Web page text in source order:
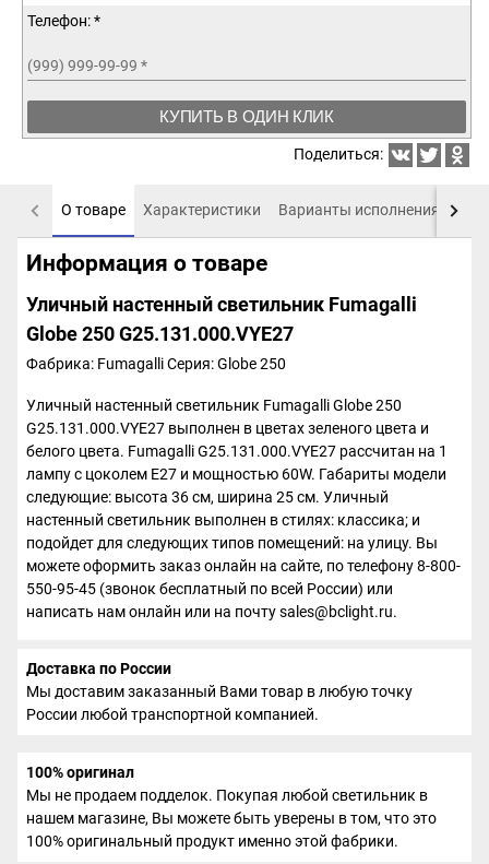
Телефон: *
(999) 999-99-99 *
КУПИТЬ В ОДИН КЛИК
Поделиться:
О товаре Характеристики Варианты исполнения
Информация о товаре
Уличный настенный светильник Fumagalli
Globe 250 G25.131.000.VYE27
Фабрика: FumagalliСерия: Globe 250
Уличный настенный светильник Fumagalli Globe 250
G25.131.000.VYE27 выполнен в цветах зеленого цвета и
белого цвета. Fumagalli G25.131.000.VYE27 рассчитан на 1
лампу с цоколем E27 и мощностью 60W. Габариты модели
следующие: высота 36 см, ширина 25 см. Уличный
настенный светильник выполнен в стилях: классика; и
подойдет для следующих типов помещений: на улицу. Вы
можете оформить заказ онлайн на сайте, по телефону 8-800-
550-95-45 (звонок бесплатный по всей России) или
написать нам онлайн или на почту sales@bclight.ru.
Доставка по России
Мы доставим заказанный Вами товар в любую точку
России любой транспортной компанией.
100% оригинал
Мы не продаем подделок. Покупая любой светильник в
нашем магазине, Вы можете быть уверены в том, что это
100% оригинальный продукт именно этой фабрики.